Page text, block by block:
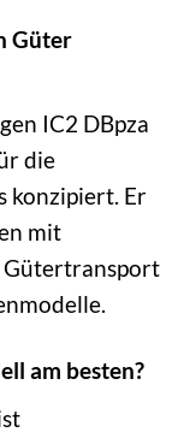
Güter
IC2 DBpza
die
konzipiert. Er
mit
Gütertransport
am besten?